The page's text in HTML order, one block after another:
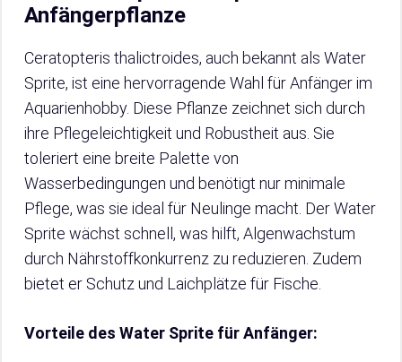
Anfängerpflanze
Ceratopteris thalictroides, auch bekannt als Water
Sprite, ist eine hervorragende Wahl für Anfänger im
Aquarienhobby. Diese Pflanze zeichnet sich durch
ihre Pflegeleichtigkeit und Robustheit aus. Sie
toleriert eine breite Palette von
Wasserbedingungen und benötigt nur minimale
Pflege, was sie ideal für Neulinge macht. Der Water
Sprite wächst schnell, was hilft, Algenwachstum
durch Nährstoffkonkurrenz zu reduzieren. Zudem
bietet er Schutz und Laichplätze für Fische.
Vorteile des Water Sprite für Anfänger: